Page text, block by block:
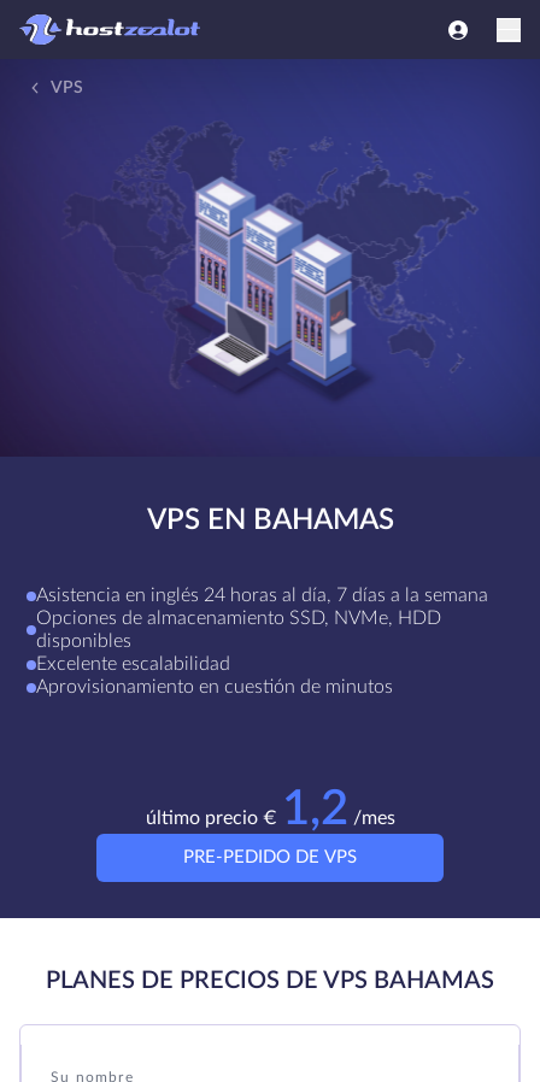
VPS
VPS EN BAHAMAS
Asistencia en inglés 24 horas al día, 7 días a la semana
Opciones de almacenamiento SSD, NVMe, HDD
disponibles
Excelente escalabilidad
Aprovisionamiento en cuestión de minutos
último precio € 1,2 /mes
PRE-PEDIDO DE VPS
PLANES DE PRECIOS DE VPS BAHAMAS